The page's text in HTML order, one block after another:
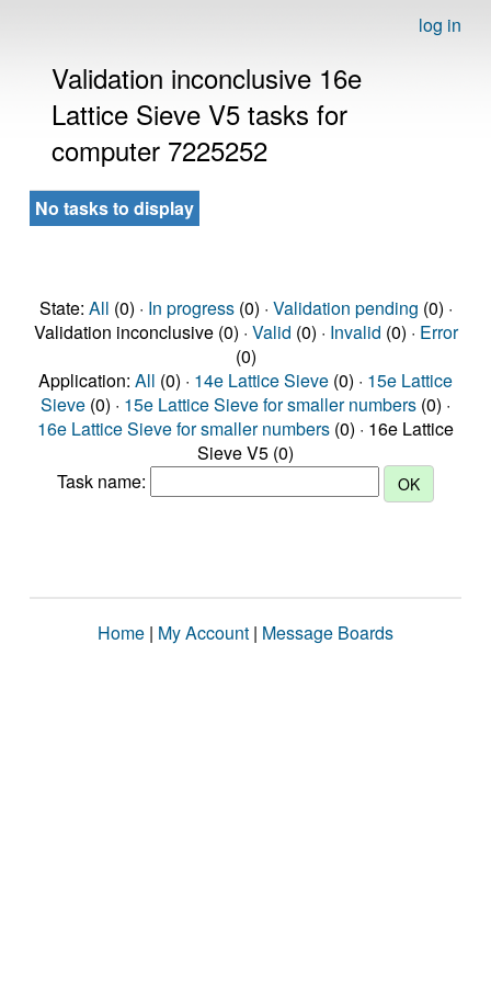
log in
Validation inconclusive 16e
Lattice Sieve V5 tasks for
computer 7225252
No tasks to display
State: All (0) · In progress(0) · Validation pending (0) ·
Validation inconclusive (0) · Valid (0) · Invalid (0) · Error
(0)
Application: All (0) · 14e Lattice Sieve (0) · 15e Lattice
Sieve (0) · 15e Lattice Sieve for smaller numbers (0) ·
16e Lattice Sieve for smaller numbers (0) · 16e Lattice
Sieve V5 (0)
Task name:
Home | My Account | Message Boards